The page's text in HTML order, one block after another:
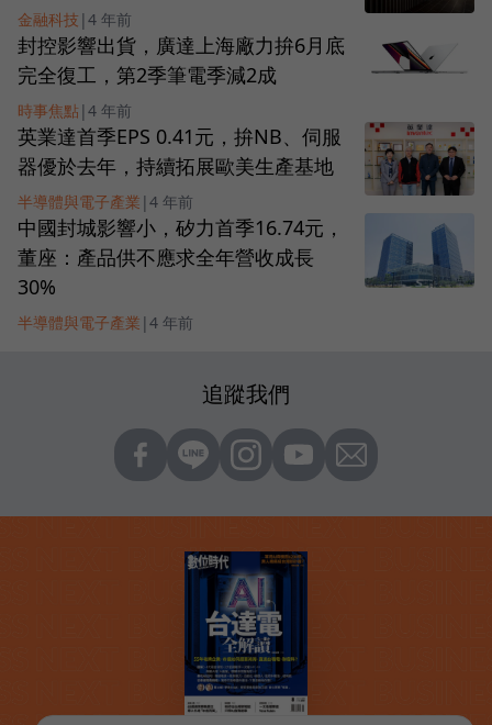
金融科技 | 4 年前
封控影響出貨，廣達上海廠力拚6月底
完全復工，第2季筆電季減2成
時事焦點| 4 年前
英業達首季EPS 0.41元，拚NB、伺服
器優於去年，持續拓展歐美生產基地
半導體與電子產業 | 4 年前
中國封城影響小，矽力首季16.74元，
董座：產品供不應求全年營收成長
30%
半導體與電子產業 | 4 年前
追蹤我們